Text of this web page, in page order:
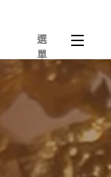
選
單